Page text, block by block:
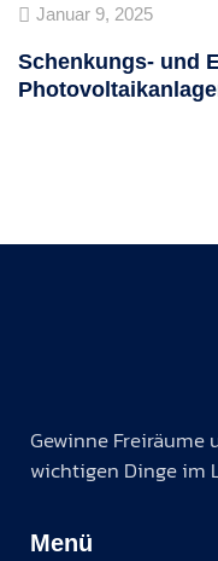
Januar 9, 2025
Schenkungs- und
Gewinne
wichtigen Dinge im
Menü